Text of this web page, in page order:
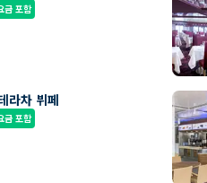
금 포함
라차 뷔페
금 포함